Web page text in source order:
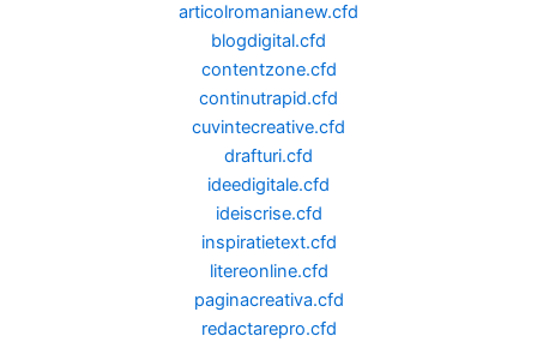
articolromanianew.cfd
blogdigital.cfd
contentzone.cfd
continutrapid.cfd
cuvintecreative.cfd
drafturi.cfd
ideedigitale.cfd
ideiscrise.cfd
inspiratietext.cfd
litereonline.cfd
paginacreativa.cfd
redactarepro.cfd